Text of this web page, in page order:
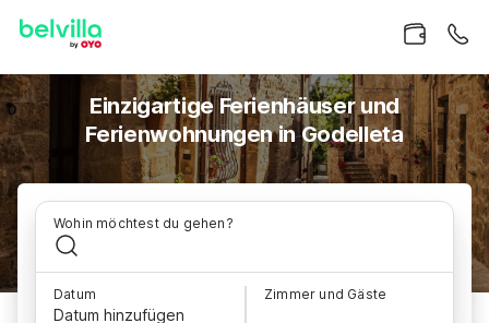
Einzigartige Ferienhäuser und
Ferienwohnungen in Godelleta
Wohin möchtest du gehen?
Datum
Datum hinzufügen
Zimmer und Gäste